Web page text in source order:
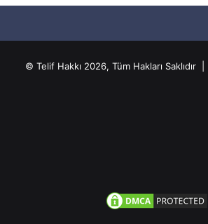
© Telif Hakkı 2026, Tüm Hakları Saklıdır |